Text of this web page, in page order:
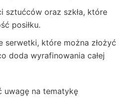
sztućców oraz szkła, które
posiłku.
serwetki, które można złożyć
doda wyrafinowania całej
uwagę na tematykę